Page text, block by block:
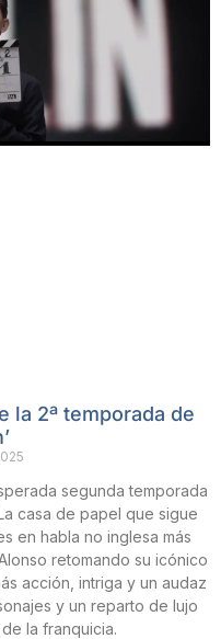
la 2ª temporada de
segunda temporada
casa de papel que sigue
en habla no inglesa más
retomando su icónico
acción, intriga y un audaz
y un reparto de lujo
la franquicia.